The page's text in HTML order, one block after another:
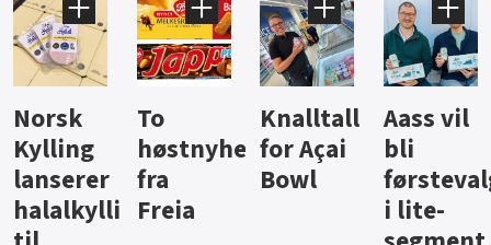
Knalltall
for Açai
Bowl
Aass vil
bli
førstevalg
i lite-
Brus og
jus fra
Berentsen
Hard
iste fra
Hansa